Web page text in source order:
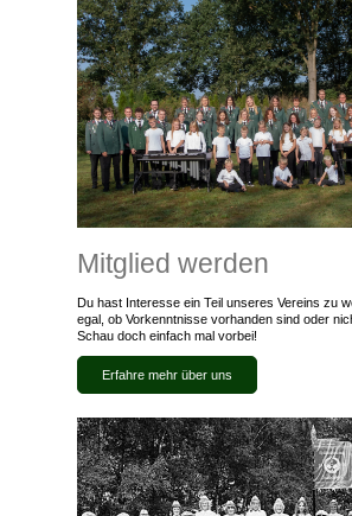
Mitglied werden
Du hast Interesse ein Teil unseres Vereins zu
egal, ob Vorkenntnisse vorhanden sind oder
Schau doch einfach mal vorbei!
Erfahre mehr über uns